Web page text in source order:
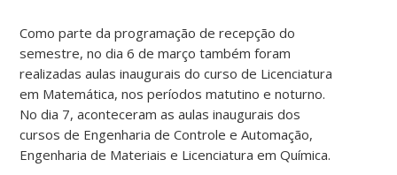
Como parte da programação de recepção do
semestre, no dia 6 de março também foram
realizadas aulas inaugurais do curso de Licenciatura
em Matemática, nos períodos matutino e noturno.
No dia 7, aconteceram as aulas inaugurais dos
cursos de Engenharia de Controle e Automação,
Engenharia de Materiais e Licenciatura em Química.